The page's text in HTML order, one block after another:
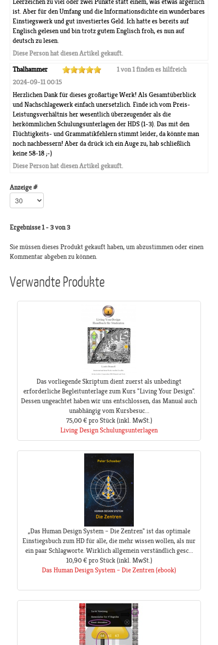
Leerzeichen zu viel oder zwei Punkte statt einem, was etwas ärgerlich
ist. Aber für den Umfang und die Informationsdichte ein wunderbares
Einstiegswerk und gut investiertes Geld. Ich hatte es bereits auf
Englisch gelesen und bin trotz gutem Englisch froh, es nun auf
deutsch zu lesen.
Diese Person hat diesen Artikel gekauft.
Thalhammer
1 von 1 finden es hilfreich
2024-09-11 00:15
Herzlichen Dank für dieses großartige Werk! Als Gesamtüberblick
und Nachschlagewerk einfach unersetzlich. Finde ich vom Preis-
Leistungsverhältnis her wesentlich überzeugender als die
herkömmlichen Schulungsunterlagen der HDS (1-3). Das mit den
Flüchtigkeits- und Grammatikfehlern stimmt leider, da könnte man
noch nachbessern! Aber da drück ich ein Auge zu, hab schließlich
keine 58-18 ;-)
Diese Person hat diesen Artikel gekauft.
Anzeige #
Ergebnisse 1 - 3 von 3
Sie müssen dieses Produkt gekauft haben, um abzustimmen oder einen
Kommentar abgeben zu können.
Verwandte Produkte
Das vorliegende Skriptum dient zuerst als unbedingt
erforderliche Begleitunterlage zum Kurs "Living Your Design".
Dessen ungeachtet haben wir uns entschlossen, das Manual auch
unabhängig vom Kursbesuc...
75,00 € pro Stück(inkl. MwSt.)
Living Design Schulungsunterlagen
„Das Human Design System – Die Zentren" ist das optimale
Einstiegsbuch zum HD für alle, die mehr wissen wollen, als nur
ein paar Schlagworte. Wirklich allgemein verständlich gesc...
10,90 € pro Stück(inkl. MwSt.)
Das Human Design System – Die Zentren (ebook)